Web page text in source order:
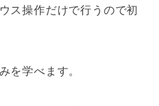
ス操作だけで行うので初
を学べます。